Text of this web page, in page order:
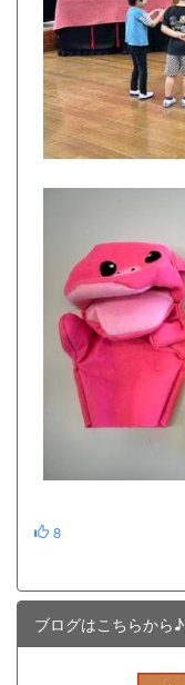
8
ブログはこちらから♪